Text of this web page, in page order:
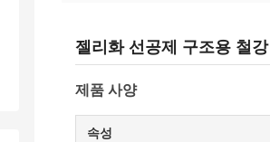
젤리화 선공제 구조용 철
제품 사양
속성